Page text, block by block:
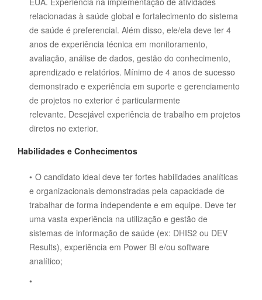
relacionadas à saúde global e fortalecimento do sistema
de saúde é preferencial. Além disso, ele/ela deve ter 4
anos de experiência técnica em monitoramento,
avaliação, análise de dados, gestão do conhecimento,
aprendizado e relatórios. Mínimo de 4 anos de sucesso
demonstrado e experiência em suporte e gerenciamento
de projetos no exterior é particularmente
relevante. Desejável experiência de trabalho em projetos
diretos no exterior.
Habilidades e Conhecimentos
O candidato ideal deve ter fortes habilidades analíticas
e organizacionais demonstradas pela capacidade de
trabalhar de forma independente e em equipe. Deve ter
uma vasta experiência na utilização e gestão de
sistemas de informação de saúde (ex: DHIS2 ou DEV
Results), experiência em Power BI e/ou software
analítico;